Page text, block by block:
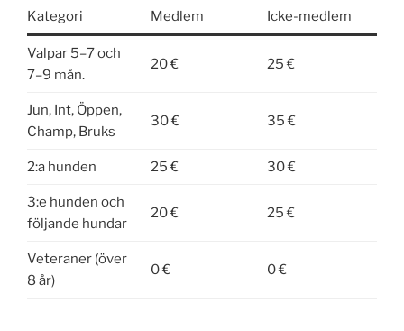
Kategori Medlem Icke-medlem
Valpar 5–7 och
7–9 mån.
20 € 25 €
Jun, Int, Öppen,
Champ, Bruks
30 € 35 €
2:a hunden 25 € 30 €
3:e hunden och
följande hundar
20 € 25 €
Veteraner (över
8 år)
0 € 0 €